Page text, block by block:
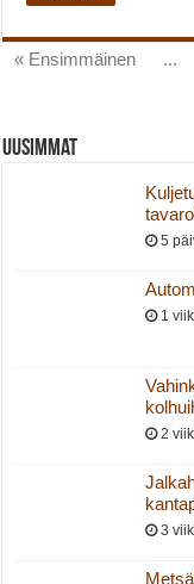
« Ensimmäinen ...
Uusimmat
5
1
2
3